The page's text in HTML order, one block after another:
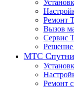
Ремонт
Вызов
Сервис
МТС
Ремонт